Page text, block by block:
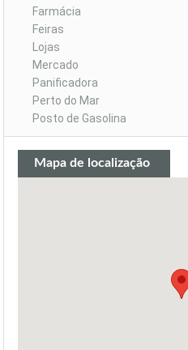
Farmácia
Feiras
Lojas
Mercado
Panificadora
Perto do Mar
Posto de Gasolina
Mapa de localização